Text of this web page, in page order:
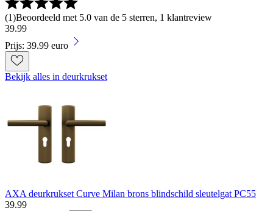
(1)Beoordeeld met 5.0 van de 5 sterren, 1 klantreview
39.99
Prijs: 39.99 euro
Bekijk alles in deurkrukset
AXA deurkrukset Curve Milan brons blindschild sleutelgat PC55
39.99